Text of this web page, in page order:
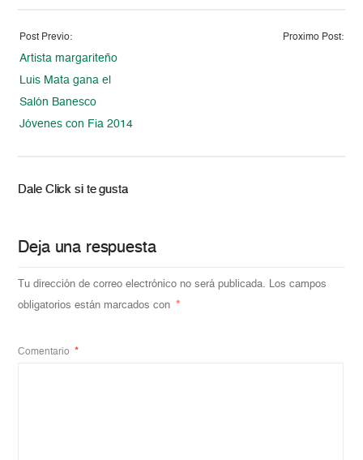
Post Previo:
Artista margariteño
Luis Mata gana el
Salón Banesco
Jóvenes con Fia 2014
Proximo Post:
Dale Click si te gusta
Deja una respuesta
Tu dirección de correo electrónico no será publicada. Los campos
obligatorios están marcados con
*
Comentario *